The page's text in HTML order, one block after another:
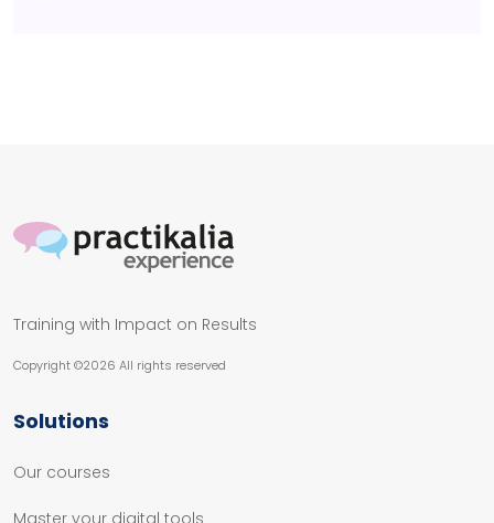
Training with Impact on Results
Copyright ©2026 All rights reserved
Solutions
Our courses